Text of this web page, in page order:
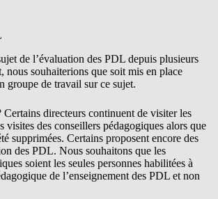
de l’évaluation des PDL depuis plusieurs
nous souhaiterions que soit mis en place
groupe de travail sur ce sujet.
directeurs continuent de visiter les
visites des conseillers pédagogiques alors que
supprimées. Certains proposent encore des
des PDL. Nous souhaitons que les
soient les seules personnes habilitées à
de l’enseignement des PDL et non